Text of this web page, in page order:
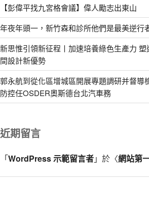
【彭偉平找九宮格會議】偉人勵志出東山
年夜年頭一，新竹森和診所他們是最美逆行
新思惟引領新征程丨加速培養綠色生產力
間設計新優勢
郭永航到從化區增城區開展專題調研并督導
防控任OSDER奧斯德台北汽車務
近期留言
「WordPress 示範留言者」於〈網站第